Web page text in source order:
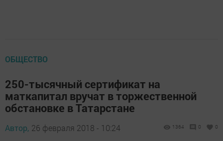
ОБЩЕСТВО
250-тысячный сертификат на
маткапитал вручат в торжественной
обстановке в Татарстане
Автор, 26 февраля 2018 - 10:24 1364 0 0